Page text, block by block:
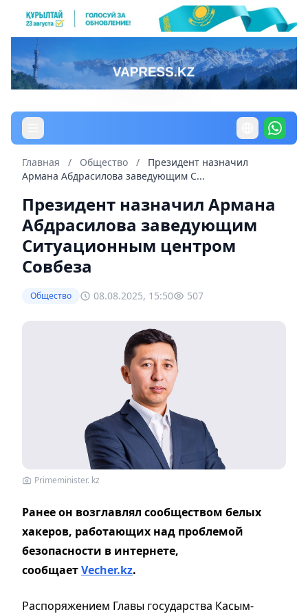
Главная / Общество /
Президент назначил
Армана Абдрасилова заведующим С...
Президент назначил Армана
Абдрасилова заведующим
Ситуационным центром
Совбеза
Общество 08.08.2025, 15:50 507
Primeminister. kz
Ранее он возглавлял сообществом белых
хакеров, работающих над проблемой
безопасности в интернете,
сообщаетVecher.kz.
Распоряжением Главы государства Касым-